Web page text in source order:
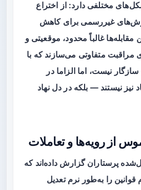
مختلفی دارد: از اختراع
غیررسمی برای کاهش
مقابله‌ها غالباً محدود، موقعیتی و
مراقبت متفاوتی می‌سازند که با
نیست، اما الزاما در
نیز نیستند — بلکه در دل نهاد
از رویه‌ها و تعاملات
پرستاران گزارش داده‌اند که
قوانین را به‌طور نرم تعدیل